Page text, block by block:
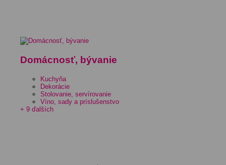
Domácnosť, bývanie
Kuchyňa
Dekorácie
Stolovanie, servírovanie
Víno, sady a príslušenstvo
+ 9 ďalších